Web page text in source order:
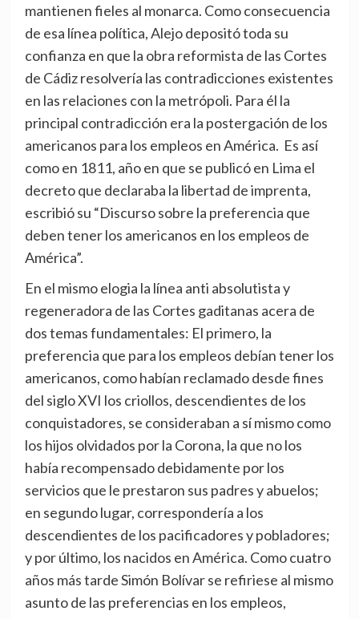
mantienen fieles al monarca. Como consecuencia
de esa línea política, Alejo depositó toda su
confianza en que la obra reformista de las Cortes
de Cádiz resolvería las contradicciones existentes
en las relaciones con la metrópoli. Para él la
principal contradicción era la postergación de los
americanos para los empleos en América. Es así
como en 1811, año en que se publicó en Lima el
decreto que declaraba la libertad de imprenta,
escribió su “Discurso sobre la preferencia que
deben tener los americanos en los empleos de
América”.
En el mismo elogia la línea anti absolutista y
regeneradora de las Cortes gaditanas acera de
dos temas fundamentales: El primero, la
preferencia que para los empleos debían tener los
americanos, como habían reclamado desde fines
del siglo XVI los criollos, descendientes de los
conquistadores, se consideraban a sí mismo como
los hijos olvidados por la Corona, la que no los
había recompensado debidamente por los
servicios que le prestaron sus padres y abuelos;
en segundo lugar, correspondería a los
descendientes de los pacificadores y pobladores;
y por último, los nacidos en América. Como cuatro
años más tarde Simón Bolívar se refiriese al mismo
asunto de las preferencias en los empleos,